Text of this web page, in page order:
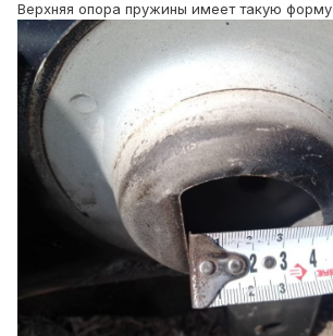
Верхняя опора пружины имеет такую форму